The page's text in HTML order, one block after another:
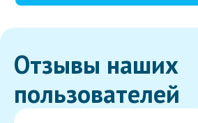
Отзывы наших
пользователей